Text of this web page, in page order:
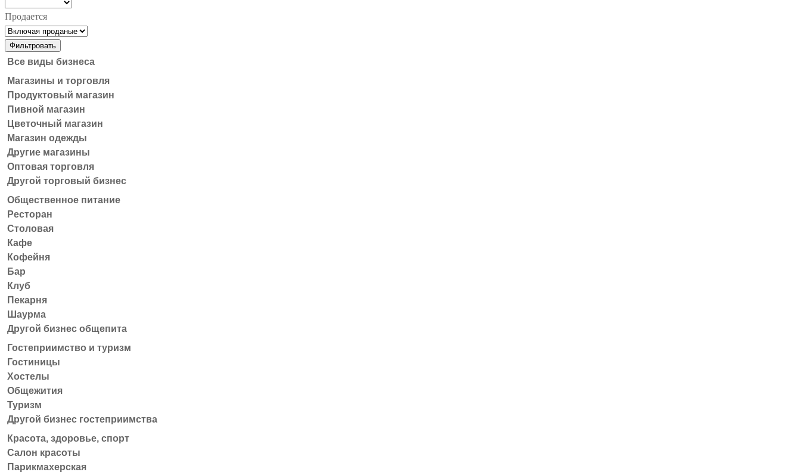
Продается
Все виды бизнеса
Магазины и торговля
Продуктовый магазин
Пивной магазин
Цветочный магазин
Магазин одежды
Другие магазины
Оптовая торговля
Другой торговый бизнес
Общественное питание
Ресторан
Столовая
Кафе
Кофейня
Бар
Клуб
Пекарня
Шаурма
Другой бизнес общепита
Гостеприимство и туризм
Гостиницы
Хостелы
Общежития
Туризм
Другой бизнес гостеприимства
Красота, здоровье, спорт
Салон красоты
Парикмахерская